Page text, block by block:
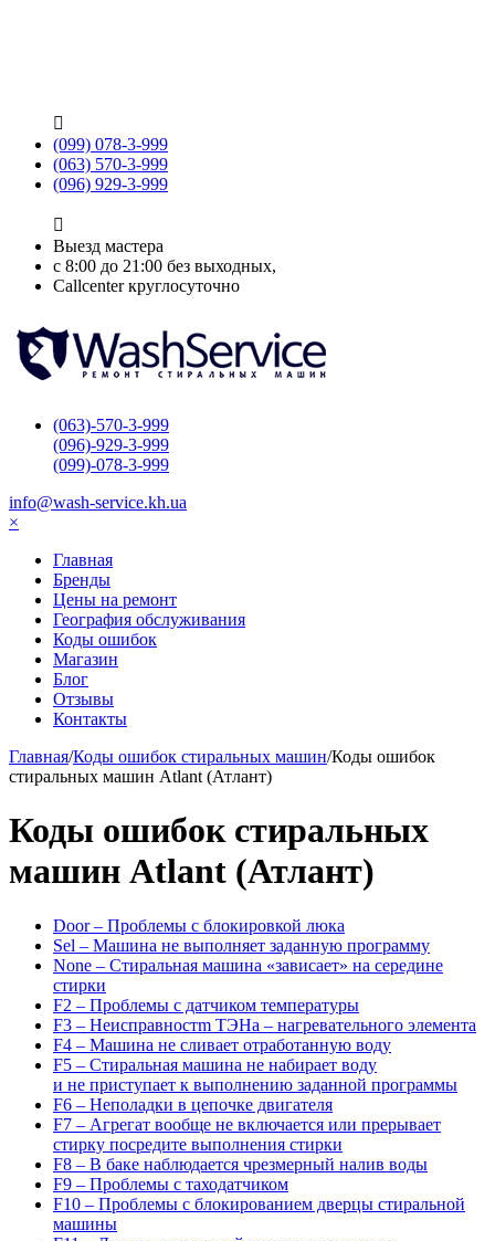

(099) 078-3-999
(063) 570-3-999
(096) 929-3-999

Выезд мастера
с 8:00 до 21:00 без выходных,
Callcenter круглосуточно
(063)-570-3-999
(096)-929-3-999
(099)-078-3-999
info@wash-service.kh.ua
×
Главная
Бренды
Цены на ремонт
География обслуживания
Коды ошибок
Магазин
Блог
Отзывы
Контакты
Главная/Коды ошибок стиральных машин/Коды ошибок
стиральных машин Atlant (Атлант)
Коды ошибок стиральных
машин Atlant (Атлант)
Door – Проблемы с блокировкой люка
Sel – Машина не выполняет заданную программу
None – Стиральная машина «зависает» на середине
стирки
F2 – Проблемы с датчиком температуры
F3 – Неисправностm ТЭНа – нагревательного элемента
F4 – Машина не сливает отработанную воду
F5 – Стиральная машина не набирает воду
и не приступает к выполнению заданной программы
F6 – Неполадки в цепочке двигателя
F7 – Агрегат вообще не включается или прерывает
стирку посредите выполнения стирки
F8 – В баке наблюдается чрезмерный налив воды
F9 – Проблемы с таходатчиком
F10 – Проблемы с блокированием дверцы стиральной
машины